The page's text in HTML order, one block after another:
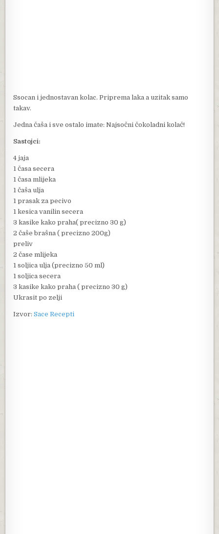
Ssocan i jednostavan kolac. Priprema laka a uzitak samo
takav.
Jedna čaša i sve ostalo imate: Najsočni čokoladni kolač!
Sastojci:
4 jaja
1 časa secera
1 časa mlijeka
1 čaša ulja
1 prasak za pecivo
1 kesica vanilin secera
3 kasike kako praha( precizno 30 g)
2 čaše brašna ( precizno 200g)
preliv
2 čase mlijeka
1 soljica ulja (precizno 50 ml)
1 soljica secera
3 kasike kako praha ( precizno 30 g)
Ukrasit po zelji
Izvor:Sace Recepti